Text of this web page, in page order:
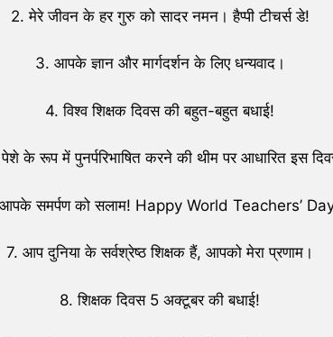
2. मेरे जीवन के हर गुरु को सादर नमन। हैप्पी टीचर्स डे!
3. आपके ज्ञान और मार्गदर्शन के लिए धन्यवाद।
4. विश्व शिक्षक दिवस की बहुत-बहुत बधाई!
पेशे के रूप में पुनर्परिभाषित करने की थीम पर आधारित इस
समर्पण को सलाम! Happy World Teachers’
7. आप दुनिया के सर्वश्रेष्ठ शिक्षक हैं, आपको मेरा प्रणाम।
8. शिक्षक दिवस 5 अक्टूबर की बधाई!